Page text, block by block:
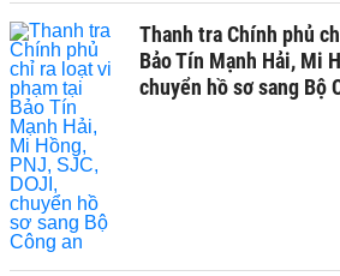
Thanh tra Chính phủ
Bảo Tín Mạnh Hải, Mi
chuyển hồ sơ sang Bộ